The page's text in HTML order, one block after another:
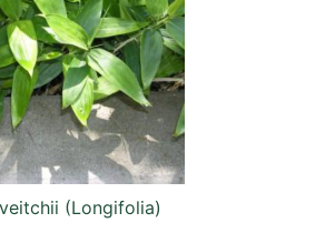
(Longifolia)